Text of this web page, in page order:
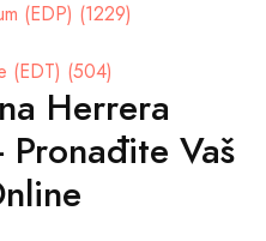
(EDP) (1229)
(EDT) (504)
Herrera
Vaš